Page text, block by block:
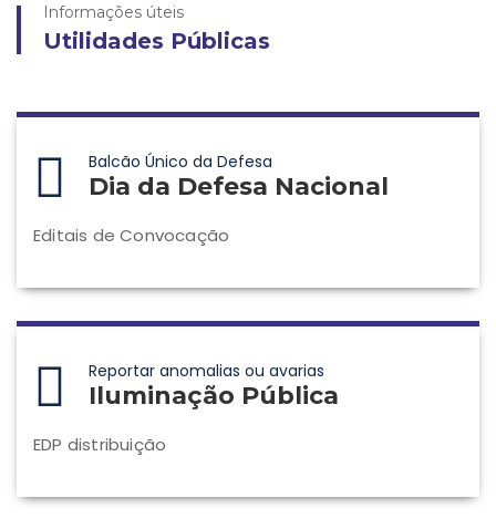
Informações úteis
Utilidades Públicas
Balcão Único da Defesa
Dia da Defesa Nacional
Editais de Convocação
Reportar anomalias ou avarias
Iluminação Pública
EDP distribuição